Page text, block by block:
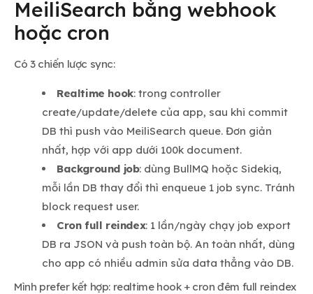
MeiliSearch bằng webhook
hoặc cron
Có 3 chiến lược sync:
Realtime hook: trong controller
create/update/delete của app, sau khi commit
DB thì push vào MeiliSearch queue. Đơn giản
nhất, hợp với app dưới 100k document.
Background job: dùng BullMQ hoặc Sidekiq,
mỗi lần DB thay đổi thì enqueue 1 job sync. Tránh
block request user.
Cron full reindex: 1 lần/ngày chạy job export
DB ra JSON và push toàn bộ. An toàn nhất, dùng
cho app có nhiều admin sửa data thẳng vào DB.
Mình prefer kết hợp: realtime hook + cron đêm full reindex